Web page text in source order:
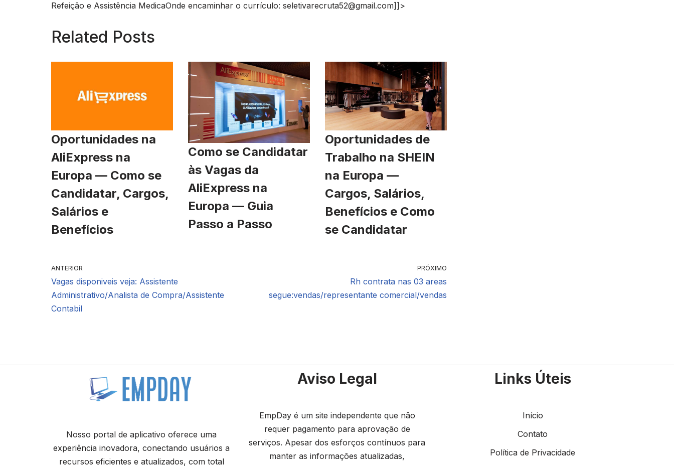
Refeição e Assistência MedicaOnde encaminhar o currículo: seletivarecruta52@gmail.com]]>
Related Posts
Oportunidades na
AliExpress na
Europa — Como se
Candidatar, Cargos,
Salários e
Benefícios
Como se Candidatar
às Vagas da
AliExpress na
Europa — Guia
Passo a Passo
Oportunidades de
Trabalho na SHEIN
na Europa —
Cargos, Salários,
Benefícios e Como
se Candidatar
ANTERIOR
Vagas disponiveis veja: Assistente
Administrativo/Analista de Compra/Assistente
Contabil
PRÓXIMO
Rh contrata nas 03 areas
segue:vendas/representante comercial/vendas
Nosso portal de aplicativo oferece uma
experiência inovadora, conectando usuários a
recursos eficientes e atualizados, com total
Aviso Legal
EmpDay é um site independente que não
requer pagamento para aprovação de
serviços. Apesar dos esforços contínuos para
manter as informações atualizadas,
Links Úteis
Início
Contato
Política de Privacidade